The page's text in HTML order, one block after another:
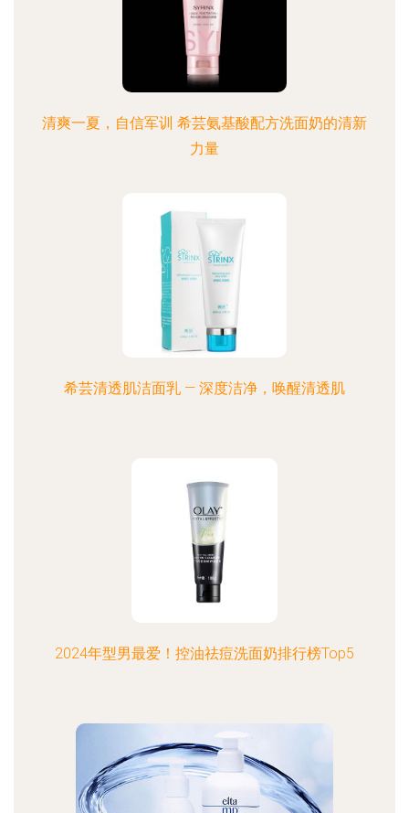
清爽一夏，自信军训 希芸氨基酸配方洗面奶的清新
力量
希芸清透肌洁面乳 — 深度洁净，唤醒清透肌
2024年型男最爱！控油祛痘洗面奶排行榜Top5